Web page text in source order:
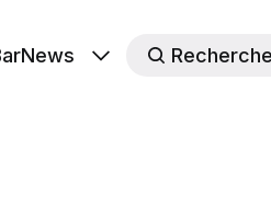
Recherche